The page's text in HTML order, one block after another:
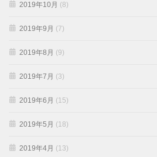
2019年10月 (8)
2019年9月 (7)
2019年8月 (9)
2019年7月 (3)
2019年6月 (15)
2019年5月 (18)
2019年4月 (13)